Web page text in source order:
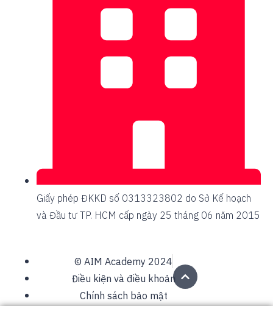
Giấy phép ĐKKD số 0313323802 do Sở Kế hoạch
và Đầu tư TP. HCM cấp ngày 25 tháng 06 năm 2015
© AIM Academy 2024
Điều kiện và điều khoản
Chính sách bảo mật